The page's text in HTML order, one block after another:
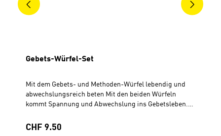
Gebets-Würfel-Set
Mit dem Gebets- und Methoden-Würfel lebendig und
abwechslungsreich beten Mit den beiden Würfeln
kommt Spannung und Abwechslung ins Gebetsleben.
Gebetsinhalte mit Kindern zu entdecken und kreatives,
Regulärer Preis:
CHF 9.50